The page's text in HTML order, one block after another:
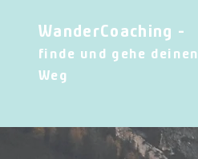
WanderCoaching -
finde und gehe deinen
Weg